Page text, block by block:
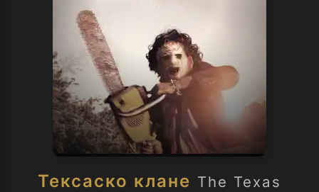
Тексаско клане The Texas